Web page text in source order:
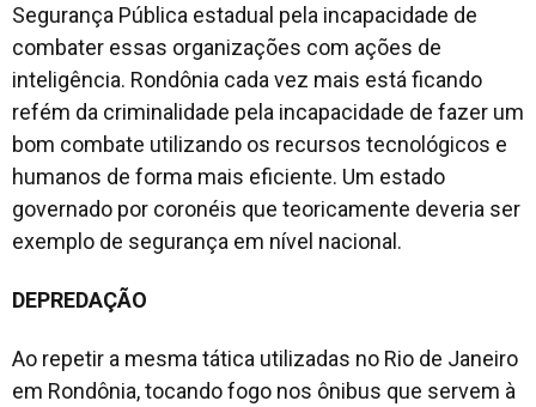
Segurança Pública estadual pela incapacidade de
combater essas organizações com ações de
inteligência. Rondônia cada vez mais está ficando
refém da criminalidade pela incapacidade de fazer um
bom combate utilizando os recursos tecnológicos e
humanos de forma mais eficiente. Um estado
governado por coronéis que teoricamente deveria ser
exemplo de segurança em nível nacional.
DEPREDAÇÃO
Ao repetir a mesma tática utilizadas no Rio de Janeiro
em Rondônia, tocando fogo nos ônibus que servem à